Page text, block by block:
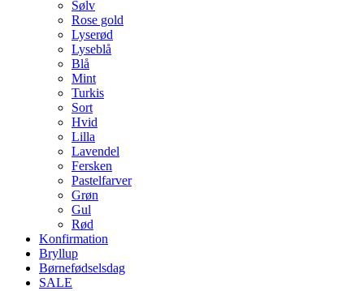
Sølv
Rose gold
Lyserød
Lyseblå
Blå
Mint
Turkis
Sort
Hvid
Lilla
Lavendel
Fersken
Pastelfarver
Grøn
Gul
Rød
Konfirmation
Bryllup
Børnefødselsdag
SALE